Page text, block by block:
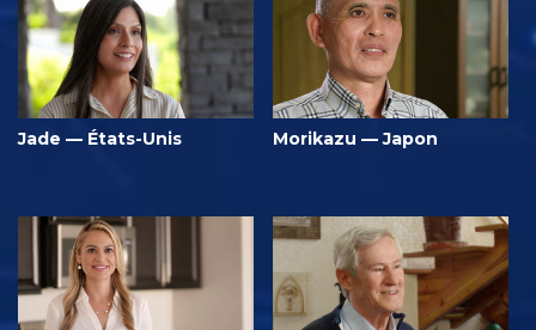
Jade — États-Unis Morikazu — Japon